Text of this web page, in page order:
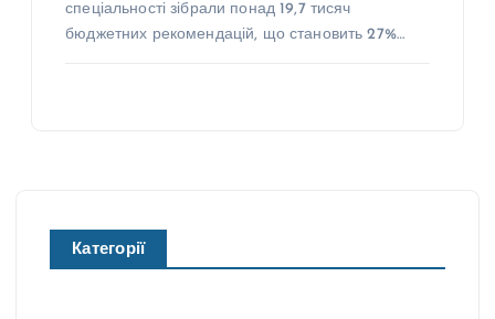
спеціальності зібрали понад 19,7 тисяч
бюджетних рекомендацій, що становить 27%…
Категорії